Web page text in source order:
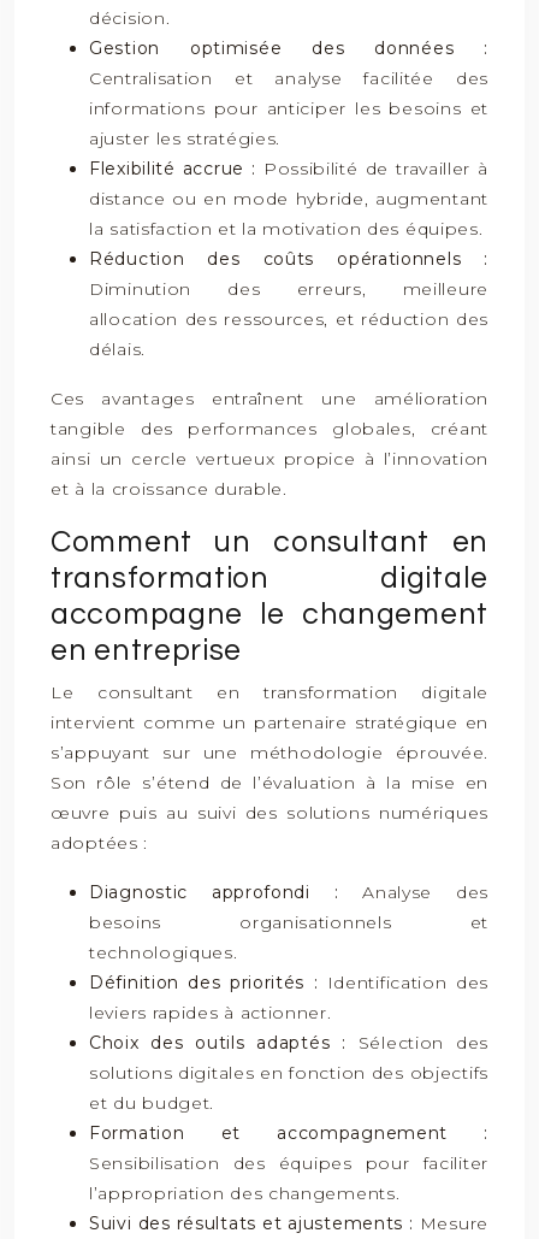
décision.
Gestion optimisée des données :
Centralisation et analyse facilitée des
informations pour anticiper les besoins et
ajuster les stratégies.
Flexibilité accrue : Possibilité de travailler à
distance ou en mode hybride, augmentant
la satisfaction et la motivation des équipes.
Réduction des coûts opérationnels :
Diminution des erreurs, meilleure
allocation des ressources, et réduction des
délais.
Ces avantages entraînent une amélioration
tangible des performances globales, créant
ainsi un cercle vertueux propice à l’innovation
et à la croissance durable.
Comment un consultant en
transformation digitale
accompagne le changement
en entreprise
Le consultant en transformation digitale
intervient comme un partenaire stratégique en
s’appuyant sur une méthodologie éprouvée.
Son rôle s’étend de l’évaluation à la mise en
œuvre puis au suivi des solutions numériques
adoptées :
Diagnostic approfondi : Analyse des
besoins organisationnels et
technologiques.
Définition des priorités : Identification des
leviers rapides à actionner.
Choix des outils adaptés :
Sélection des
solutions digitales en fonction des objectifs
et du budget.
Formation et accompagnement :
Sensibilisation des équipes pour faciliter
l’appropriation des changements.
Suivi des résultats et ajustements : Mesure